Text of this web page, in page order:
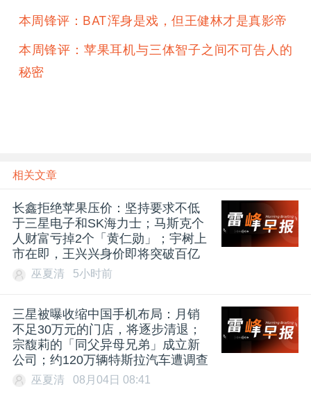
本周锋评：BAT浑身是戏，但王健林才是真影帝
本周锋评：苹果耳机与三体智子之间不可告人的
秘密
相关文章
长鑫拒绝苹果压价：坚持要求不低
于三星电子和SK海力士；马斯克个
人财富亏掉2个「黄仁勋」；宇树上
市在即，王兴兴身价即将突破百亿
巫夏清 5小时前
三星被曝收缩中国手机布局：月销
不足30万元的门店，将逐步清退；
宗馥莉的「同父异母兄弟」成立新
公司；约120万辆特斯拉汽车遭调查
巫夏清 08月04日 08:41